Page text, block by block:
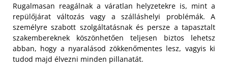
Rugalmasan reagálnak a váratlan helyzetekre is, mint a
repülőjárat változás vagy a szálláshelyi problémák. A
személyre szabott szolgáltatásnak és persze a tapasztalt
szakembereknek köszönhetően teljesen biztos lehetsz
abban, hogy a nyaralásod zökkenőmentes lesz, vagyis ki
tudod majd élvezni minden pillanatát.